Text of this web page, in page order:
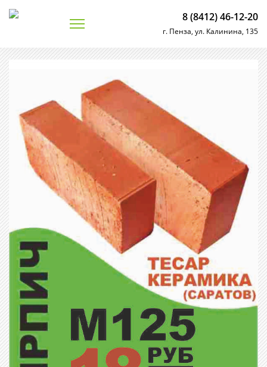
8 (8412) 46-12-20
г. Пенза, ул. Калинина, 135